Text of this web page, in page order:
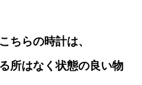
ちらの時計は、
所はなく状態の良い物